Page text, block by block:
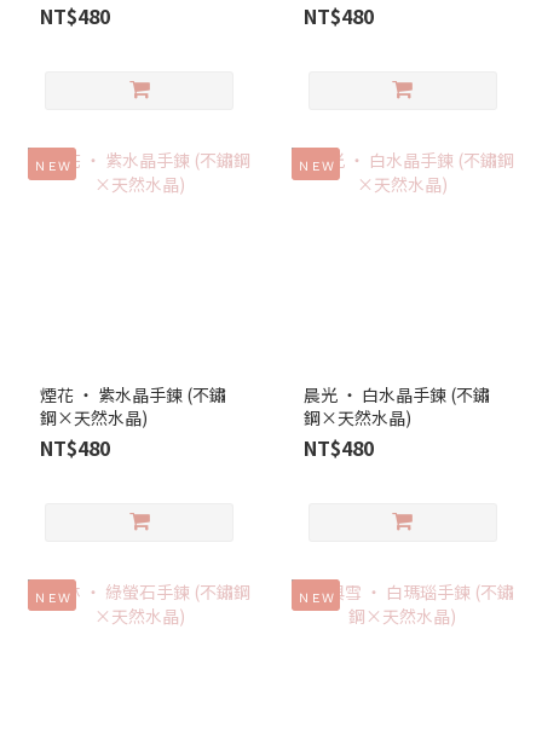
NT$480 NT$480
ＮＥＷ
煙花 ‧ 紫水晶手鍊 (不鏽
鋼×天然水晶)
NT$480
ＮＥＷ
晨光 ‧ 白水晶手鍊 (不鏽
鋼×天然水晶)
NT$480
ＮＥＷ ＮＥＷ